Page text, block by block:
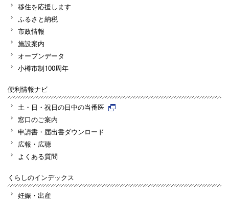
移住を応援します
ふるさと納税
市政情報
施設案内
オープンデータ
小樽市制100周年
便利情報ナビ
土・日・祝日の日中の当番医
窓口のご案内
申請書・届出書ダウンロード
広報・広聴
よくある質問
くらしのインデックス
妊娠・出産